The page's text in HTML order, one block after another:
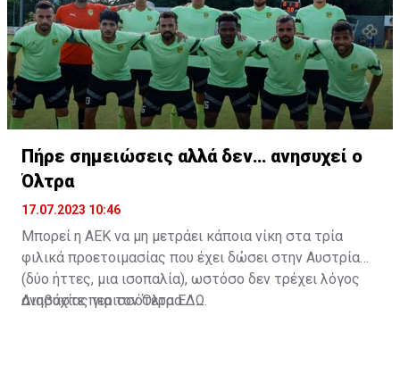
Πήρε σημειώσεις αλλά δεν… ανησυχεί ο
Όλτρα
17.07.2023 10:46
Μπορεί η ΑΕΚ να μη μετράει κάποια νίκη στα τρία
φιλικά προετοιμασίας που έχει δώσει στην Αυστρία
(δύο ήττες, μια ισοπαλία), ωστόσο δεν τρέχει λόγος
ανησυχίας για τον Όλτρα.
Διαβάστε περισσότεραΕΔΩ